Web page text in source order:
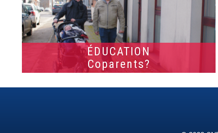
ÉDUCATION
Coparents?